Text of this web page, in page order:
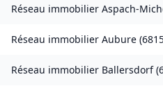
Réseau immobilier Aspach-
Réseau immobilier Aubure (
Réseau immobilier Ballersdorf(